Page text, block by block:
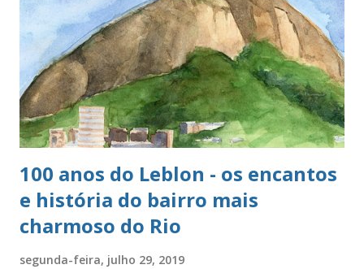
100 anos do Leblon - os encantos
e história do bairro mais
charmoso do Rio
segunda-feira, julho 29, 2019